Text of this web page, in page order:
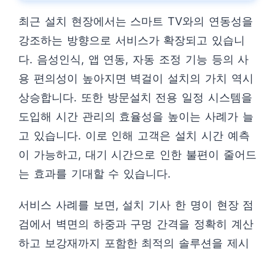
최근 설치 현장에서는 스마트 TV와의 연동성을
강조하는 방향으로 서비스가 확장되고 있습니
다. 음성인식, 앱 연동, 자동 조정 기능 등의 사
용 편의성이 높아지면 벽걸이 설치의 가치 역시
상승합니다. 또한 방문설치 전용 일정 시스템을
도입해 시간 관리의 효율성을 높이는 사례가 늘
고 있습니다. 이로 인해 고객은 설치 시간 예측
이 가능하고, 대기 시간으로 인한 불편이 줄어드
는 효과를 기대할 수 있습니다.
서비스 사례를 보면, 설치 기사 한 명이 현장 점
검에서 벽면의 하중과 구멍 간격을 정확히 계산
하고 보강재까지 포함한 최적의 솔루션을 제시